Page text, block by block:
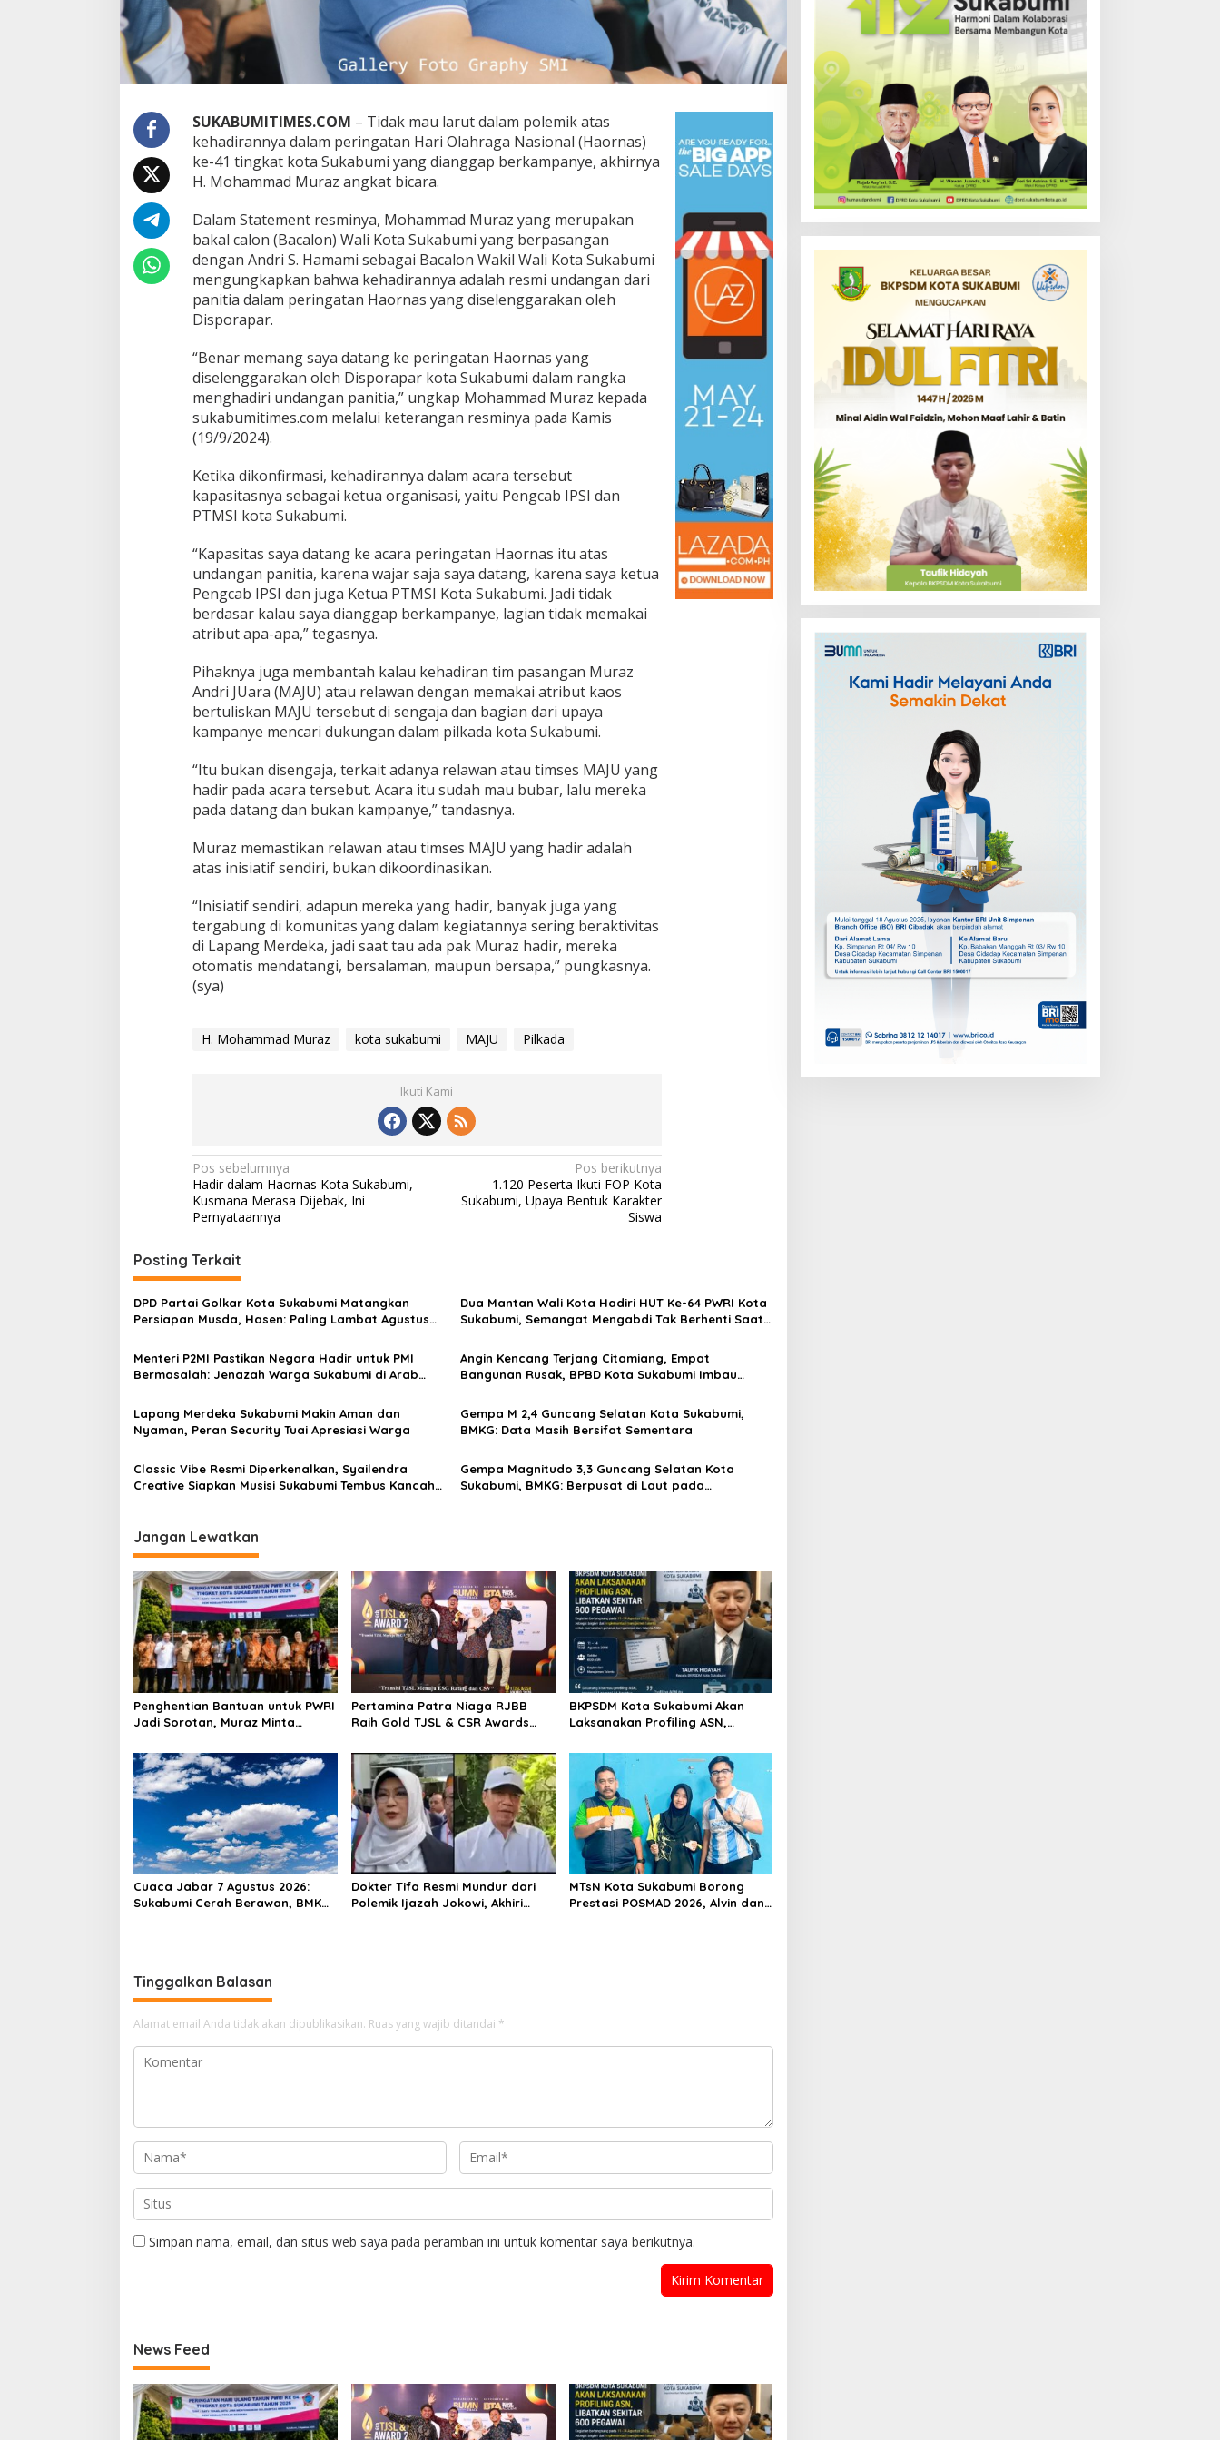
y
i
a
o
r
n
a
K
o
t
a
S
u
a
u
m
i
SUKABUMITIMES.COM – Tidak mau larut dalam polemik atas
kehadirannya dalam peringatan Hari Olahraga Nasional (Haornas)
ke-41 tingkat kota Sukabumi yang dianggap berkampanye, akhirnya
H. Mohammad Muraz angkat bicara.
Dalam Statement resminya, Mohammad Muraz yang merupakan
bakal calon (Bacalon) Wali Kota Sukabumi yang berpasangan
dengan Andri S. Hamami sebagai Bacalon Wakil Wali Kota Sukabumi
mengungkapkan bahwa kehadirannya adalah resmi undangan dari
panitia dalam peringatan Haornas yang diselenggarakan oleh
Disporapar.
“Benar memang saya datang ke peringatan Haornas yang
diselenggarakan oleh Disporapar kota Sukabumi dalam rangka
menghadiri undangan panitia,” ungkap Mohammad Muraz kepada
sukabumitimes.com melalui keterangan resminya pada Kamis
(19/9/2024).
Ketika dikonfirmasi, kehadirannya dalam acara tersebut
kapasitasnya sebagai ketua organisasi, yaitu Pengcab IPSI dan
PTMSI kota Sukabumi.
“Kapasitas saya datang ke acara peringatan Haornas itu atas
undangan panitia, karena wajar saja saya datang, karena saya ketua
Pengcab IPSI dan juga Ketua PTMSI Kota Sukabumi. Jadi tidak
berdasar kalau saya dianggap berkampanye, lagian tidak memakai
atribut apa-apa,” tegasnya.
Pihaknya juga membantah kalau kehadiran tim pasangan Muraz
Andri JUara (MAJU) atau relawan dengan memakai atribut kaos
bertuliskan MAJU tersebut di sengaja dan bagian dari upaya
kampanye mencari dukungan dalam pilkada kota Sukabumi.
“Itu bukan disengaja, terkait adanya relawan atau timses MAJU yang
hadir pada acara tersebut. Acara itu sudah mau bubar, lalu mereka
pada datang dan bukan kampanye,” tandasnya.
Muraz memastikan relawan atau timses MAJU yang hadir adalah
atas inisiatif sendiri, bukan dikoordinasikan.
“Inisiatif sendiri, adapun mereka yang hadir, banyak juga yang
tergabung di komunitas yang dalam kegiatannya sering beraktivitas
di Lapang Merdeka, jadi saat tau ada pak Muraz hadir, mereka
otomatis mendatangi, bersalaman, maupun bersapa,” pungkasnya.
(sya)
H. Mohammad Muraz kota sukabumi MAJU Pilkada
Ikuti Kami
N
a
v
i
g
a
s
i
p
s
Pos sebelumnya
Hadir dalam Haornas Kota Sukabumi,
Kusmana Merasa Dijebak, Ini
Pernyataannya
Pos berikutnya
1.120 Peserta Ikuti FOP Kota
Sukabumi, Upaya Bentuk Karakter
Siswa
Posting Terkait
DPD Partai Golkar Kota Sukabumi Matangkan
Persiapan Musda, Hasen: Paling Lambat Agustus
Dua Mantan Wali Kota Hadiri HUT Ke-64 PWRI Kota
Sukabumi, Semangat Mengabdi Tak Berhenti Saat
Menteri P2MI Pastikan Negara Hadir untuk PMI
Bermasalah: Jenazah Warga Sukabumi di Arab
Angin Kencang Terjang Citamiang, Empat
Bangunan Rusak, BPBD Kota Sukabumi Imbau
Lapang Merdeka Sukabumi Makin Aman dan
Nyaman, Peran Security Tuai Apresiasi Warga
Gempa M 2,4 Guncang Selatan Kota Sukabumi,
BMKG: Data Masih Bersifat Sementara
Classic Vibe Resmi Diperkenalkan, Syailendra
Creative Siapkan Musisi Sukabumi Tembus Kancah
Gempa Magnitudo 3,3 Guncang Selatan Kota
Sukabumi, BMKG: Berpusat di Laut pada
Jangan Lewatkan
Penghentian Bantuan untuk PWRI
Jadi Sorotan, Muraz Minta
kepada Pensiunan ASN
Pertamina Patra Niaga RJBB
Raih Gold TJSL & CSR Awards
Ekonomi
BKPSDM Kota Sukabumi Akan
Laksanakan Profiling ASN,
Cuaca Jabar 7 Agustus 2026:
Sukabumi Cerah Berawan, BMKG
Dokter Tifa Resmi Mundur dari
Polemik Ijazah Jokowi, Akhiri
MTsN Kota Sukabumi Borong
Prestasi POSMAD 2026, Alvin dan
Tinggalkan Balasan
Alamat email Anda tidak akan dipublikasikan. Ruas yang wajib ditandai *
Simpan nama, email, dan situs web saya pada peramban ini untuk komentar saya berikutnya.
News Feed